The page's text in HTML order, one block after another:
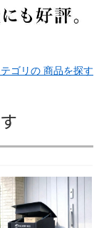
ゴリの 商品を探す